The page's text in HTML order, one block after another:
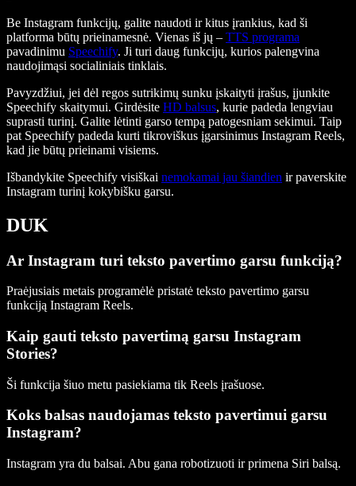
Be Instagram funkcijų, galite naudoti ir kitus įrankius, kad ši
platforma būtų prieinamesnė. Vienas iš jų – TTS programa
pavadinimu Speechify. Ji turi daug funkcijų, kurios palengvina
naudojimąsi socialiniais tinklais.
Pavyzdžiui, jei dėl regos sutrikimų sunku įskaityti įrašus, įjunkite
Speechify skaitymui. Girdėsite HD balsus, kurie padeda lengviau
suprasti turinį. Galite lėtinti garso tempą patogesniam sekimui. Taip
pat Speechify padeda kurti tikroviškus įgarsinimus Instagram Reels,
kad jie būtų prieinami visiems.
Išbandykite Speechify visiškai nemokamai jau šiandien ir paverskite
Instagram turinį kokybišku garsu.
DUK
Ar Instagram turi teksto pavertimo garsu funkciją?
Praėjusiais metais programėlė pristatė teksto pavertimo garsu
funkciją Instagram Reels.
Kaip gauti teksto pavertimą garsu Instagram
Stories?
Ši funkcija šiuo metu pasiekiama tik Reels įrašuose.
Koks balsas naudojamas teksto pavertimui garsu
Instagram?
Instagram yra du balsai. Abu gana robotizuoti ir primena Siri balsą.